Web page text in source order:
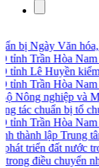
bị Ngày Văn
Trần Hòa Nam
Lê Huyền kiểm
Trần Hòa Nam
Nông nghiệp và
tác chuẩn bị tổ
Trần Hòa Nam
thành lập Trung
triển đất nước
điều chuyển